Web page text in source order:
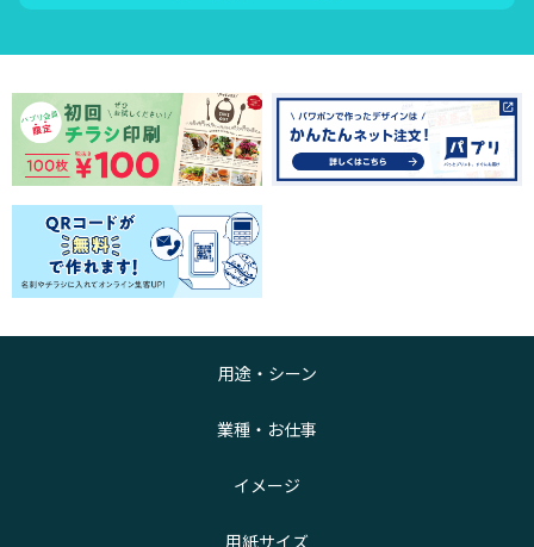
用途・シーン
業種・お仕事
イメージ
用紙サイズ